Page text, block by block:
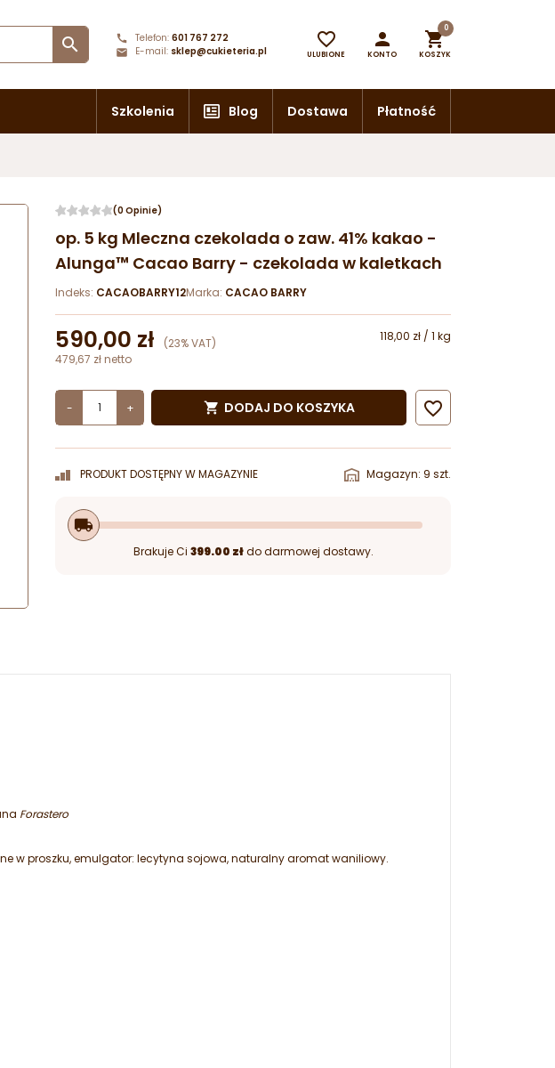
 Telefon: 601 767 272
E-mail: sklep@cukieteria.pl

ULUBIONE

KONTO

0
KOSZYK
Szkolenia Blog Dostawa Płatność
(0 Opinie)
op. 5 kg Mleczna czekolada o zaw. 41% kakao -
Alunga™ Cacao Barry - czekolada w kaletkach
Indeks: CACAOBARRY12Marka: CACAO BARRY
590,00 zł (23% VAT)
118,00 zł / 1 kg
479,67 zł netto
- +  DODAJ DO KOSZYKA 
PRODUKT DOSTĘPNY W MAGAZYNIE Magazyn: 9 szt.
local_shipping
Brakuje Ci 399.00 złdo darmowej dostawy.
Forastero
w proszku,emulgator: lecytyna sojowa, naturalny aromat waniliowy.